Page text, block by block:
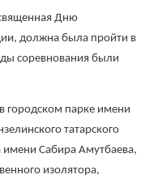
Дню
должна была пройти в
соревнования были
городском парке имени
татарского
имени Сабира Амутбаева,
изолятора,